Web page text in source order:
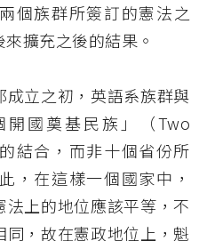
個族群所簽訂的憲法之
擴充之後的結果。
立之初，英語系族群與
國奠基民族」（Two
結合，而非十個省份所
，在這樣一個國家中，
法上的地位應該平等，不
，故在憲政地位上，魁